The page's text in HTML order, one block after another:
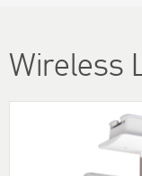
Wireless